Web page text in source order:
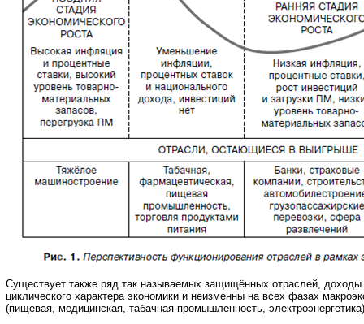
Существует также ряд так называемых защищённых отраслей, доходы
циклического характера экономики и неизменны на всех фазах
(пищевая, медицинская, табачная промышленность,